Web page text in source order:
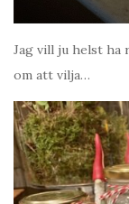
Jag vill ju helst ha
om att vilja…